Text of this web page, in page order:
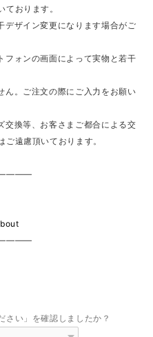
ております。
ザイン変更になります場合がご
ォンの画面によって実物と若干
。ご注文の際にご入力をお願い
換等、お客さまご都合による交
遠慮頂いております。
さい」を確認しましたか？